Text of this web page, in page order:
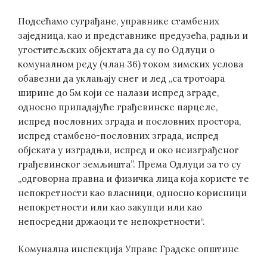
Подсећамо суграђане, управнике стамбених
заједница, као и представнике предузећа, радњи и
угоститељских објектата да су по Одлуци о
комуналном реду (члан 36) током зимских услова
обавезни да уклањају снег и лед „са тротоара
ширине до 5м који се налази испред зграде,
односно припадајуће грађевинске парцеле,
испред пословних зграда и пословних простора,
испред стамбено-пословних зграда, испред
објеката у изградњи, испред и око неизграђеног
грађевинског земљишта”. Према Одлуци за то су
„одговорна правна и физичка лица која користе те
непокретности као власници, односно корисници
непокретности или као закупци или као
непосредни држаоци те непокретности“.
Комунална инспекција Управе Градске општине